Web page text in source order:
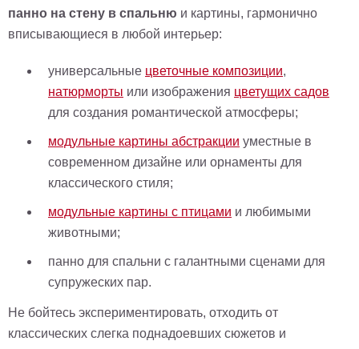
панно на стену в спальню и картины, гармонично
вписывающиеся в любой интерьер:
универсальные цветочные композиции,
натюрморты или изображения цветущих садов
для создания романтической атмосферы;
модульные картины абстракции уместные в
современном дизайне или орнаменты для
классического стиля;
модульные картины с птицами и любимыми
животными;
панно для спальни с галантными сценами для
супружеских пар.
Не бойтесь экспериментировать, отходить от
классических слегка поднадоевших сюжетов и